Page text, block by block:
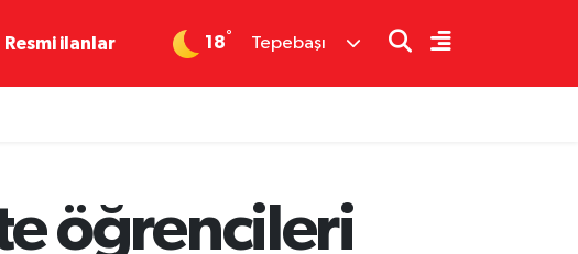
Resmi ilanlar 18° Tepebaşı
öğrencileri